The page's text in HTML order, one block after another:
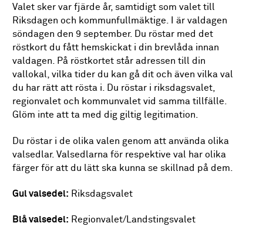
Valet sker var fjärde år, samtidigt som valet till
Riksdagen och kommunfullmäktige. I är valdagen
söndagen den 9 september. Du röstar med det
röstkort du fått hemskickat i din brevlåda innan
valdagen. På röstkortet står adressen till din
vallokal, vilka tider du kan gå dit och även vilka val
du har rätt att rösta i. Du röstar i riksdagsvalet,
regionvalet och kommunvalet vid samma tillfälle.
Glöm inte att ta med dig giltig legitimation.
Du röstar i de olika valen genom att använda olika
valsedlar. Valsedlarna för respektive val har olika
färger för att du lätt ska kunna se skillnad på dem.
Gul valsedel: Riksdagsvalet
Blå valsedel: Regionvalet/Landstingsvalet